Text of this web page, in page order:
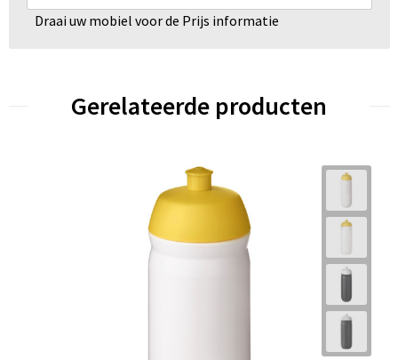
Draai uw mobiel voor de Prijs informatie
Gerelateerde producten